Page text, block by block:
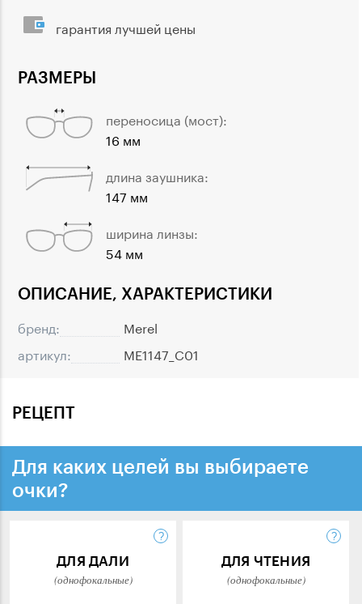
ОПИСАНИЕ, ХАРАКТЕРИСТИКИ
бренд:
Merel
артикул:
ME1147_C01
РАЗМЕРЫ
переносица (мост):
16 мм
длина заушника:
147 мм
ширина линзы:
54 мм
гарантия лучшей цены
РЕЦЕПТ
Для каких целей вы выбираете
очки?
ДЛЯ ДАЛИ
(однофокальные)
ДЛЯ ЧТЕНИЯ
(однофокальные)